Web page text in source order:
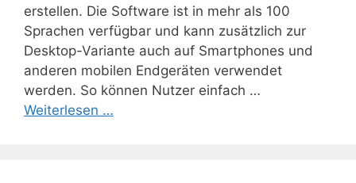
erstellen. Die Software ist in mehr als 100
Sprachen verfügbar und kann zusätzlich zur
Desktop-Variante auch auf Smartphones und
anderen mobilen Endgeräten verwendet
werden. So können Nutzer einfach …
Weiterlesen …